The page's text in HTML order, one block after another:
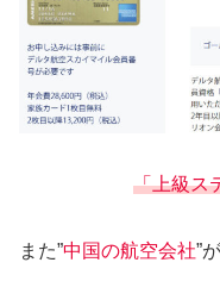
「上級ス
また”中国の航空会社”